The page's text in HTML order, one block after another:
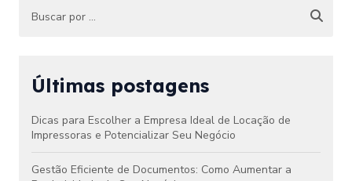
Últimas postagens
Dicas para Escolher a Empresa Ideal de Locação de
Impressoras e Potencializar Seu Negócio
Gestão Eficiente de Documentos: Como Aumentar a